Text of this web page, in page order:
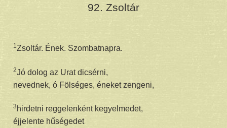
92. Zsoltár
1Zsoltár. Ének. Szombatnapra.
2Jó dolog az Urat dicsérni,
nevednek, ó Fölséges, éneket zengeni,
3hirdetni reggelenként kegyelmedet,
éjjelente hűségedet